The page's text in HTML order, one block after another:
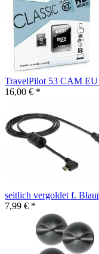
TravelPilot 53 CAM
16,00 € *
seitlich vergoldet f.
7,99 € *